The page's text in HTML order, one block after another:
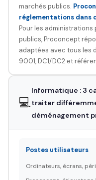
marchés publics.
réglementations dans
Pour les administrations
publics, Proconcept
adaptées avec tous les
9001, DC1/DC2 et
💻
Informatique : 3
traiter
déménagement
Postes utilisateurs
Ordinateurs, écrans,